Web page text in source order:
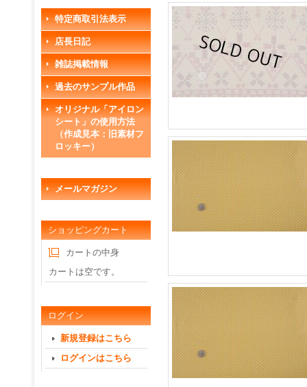
特定商取引法表示
店長日記
雑誌掲載情報
過去のサンプル作品
オリジナル「アイロン
シート」の使用方法
（作成見本：旧素材フ
ロッキー）
メールマガジン
ショッピングカート
カートの中身
カートは空です。
ログイン
新規登録はこちら
ログインはこちら